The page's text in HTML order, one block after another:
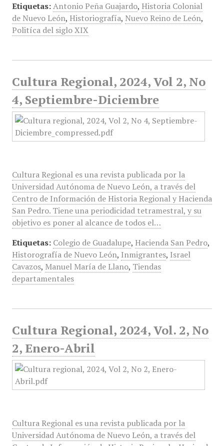
Etiquetas: Antonio Peña Guajardo, Historia Colonial
de Nuevo León, Historiografía, Nuevo Reino de León,
Politíca del siglo XIX
Cultura Regional, 2024, Vol 2, No
4, Septiembre-Diciembre
Cultura Regional es una revista publicada por la
Universidad Autónoma de Nuevo León, a través del
Centro de Información de Historia Regional y Hacienda
San Pedro. Tiene una periodicidad tetramestral, y su
objetivo es poner al alcance de todos el…
Etiquetas: Colegio de Guadalupe, Hacienda San Pedro,
Historografía de Nuevo León, Inmigrantes, Israel
Cavazos, Manuel María de Llano, Tiendas
departamentales
Cultura Regional, 2024, Vol. 2, No
2, Enero-Abril
Cultura Regional es una revista publicada por la
Universidad Autónoma de Nuevo León, a través del